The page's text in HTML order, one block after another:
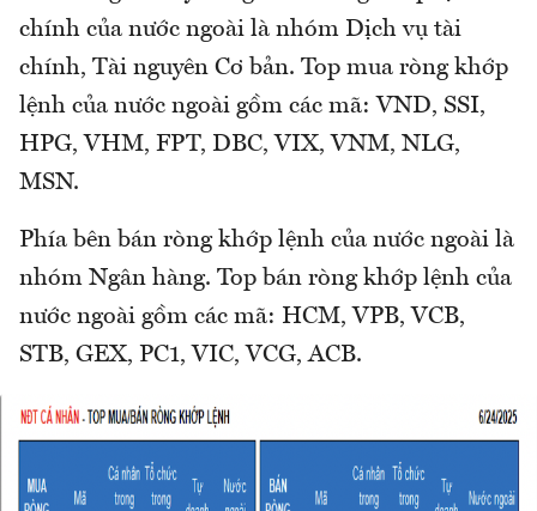
chính của nước ngoài là nhóm Dịch vụ tài
chính, Tài nguyên Cơ bản. Top mua ròng khớp
lệnh của nước ngoài gồm các mã: VND, SSI,
HPG, VHM, FPT, DBC, VIX, VNM, NLG,
MSN.
Phía bên bán ròng khớp lệnh của nước ngoài là
nhóm Ngân hàng. Top bán ròng khớp lệnh của
nước ngoài gồm các mã: HCM, VPB, VCB,
STB, GEX, PC1, VIC, VCG, ACB.